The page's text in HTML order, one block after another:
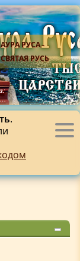
АУРА РУСА -
СВЯТАЯ РУСЬ
.